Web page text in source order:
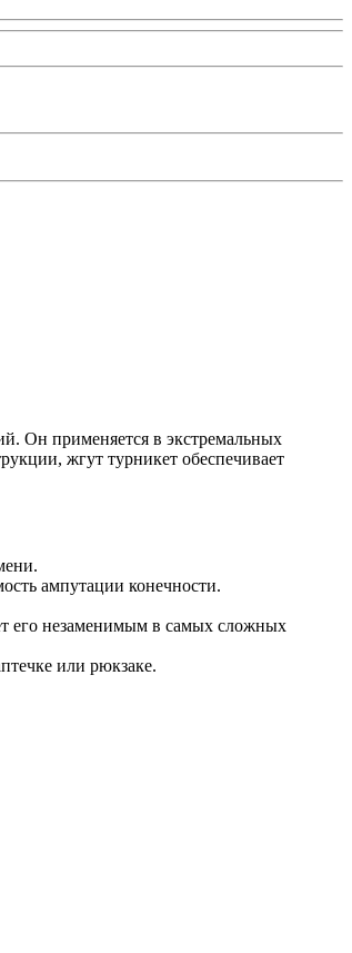
Он применяется в экстремальных
жгут турникет обеспечивает
ампутации конечности.
его незаменимым в самых сложных
или рюкзаке.